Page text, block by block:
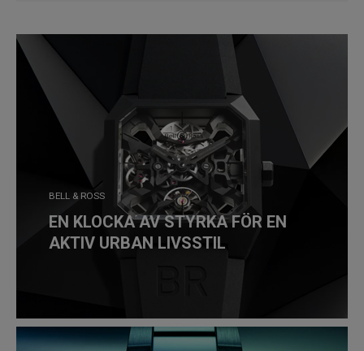
BELL & ROSS
EN KLOCKA AV STYRKA FÖR EN
AKTIV URBAN LIVSSTIL